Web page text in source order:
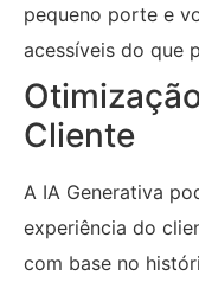
pequeno porte e
acessíveis do que
Cliente
A IA Generativa
experiência do
com base no